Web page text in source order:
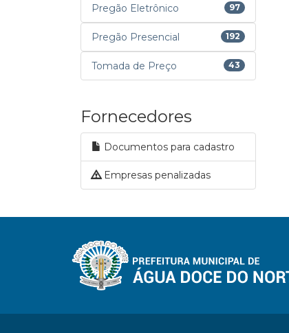
Pregão Eletrônico 97
Pregão Presencial 192
Tomada de Preço 43
Fornecedores
Documentos para cadastro
Empresas penalizadas